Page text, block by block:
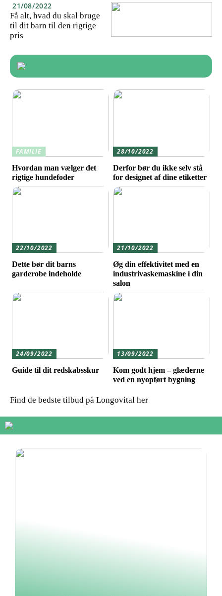
21/08/2022
Få alt, hvad du skal bruge
til dit barn til den rigtige
pris
FAMILIE
Hvordan man vælger det
rigtige hundefoder
28/10/2022
Derfor bør du ikke selv stå
for designet af dine etiketter
22/10/2022
Dette bør dit barns
garderobe indeholde
21/10/2022
Øg din effektivitet med en
industrivaskemaskine i din
salon
24/09/2022
Guide til dit redskabsskur
13/09/2022
Kom godt hjem – glæderne
ved en nyopført bygning
Find de bedste tilbud på Longovital her